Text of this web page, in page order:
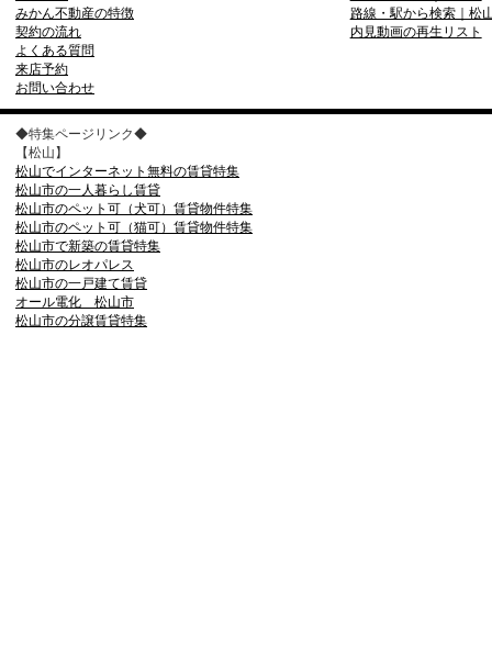
みかん不動産の特徴
契約の流れ
よくある質問
来店予約
お問い合わせ
路線・駅から検索｜松
内見動画の再生リスト
◆特集ページリンク◆
【松山】
松山でインターネット無料の賃貸特集
松山市の一人暮らし賃貸
松山市のペット可（犬可）賃貸物件特集
松山市のペット可（猫可）賃貸物件特集
松山市で新築の賃貸特集
松山市のレオパレス
松山市の一戸建て賃貸
オール電化 松山市
松山市の分譲賃貸特集